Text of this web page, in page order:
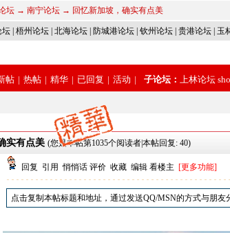
坛 → 南宁论坛 → 回忆新加坡，确实有点美
坛 梧州论坛 北海论坛 防城港论坛 钦州论坛 贵港论坛 玉
帖 | 热帖 | 精华 | 已回复 | 活动 | 子论坛： 上林论坛
实有点美 (您是本帖第1035个阅读者|本帖回复: 40)
回复 引用 悄悄话 评价 收藏 编辑 看楼主 [更多功能]
点击复制本帖标题和地址，通过发送QQ/MSN的方式与朋友